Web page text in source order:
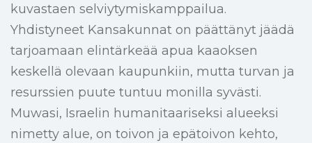
kuvastaen selviytymiskamppailua.
Yhdistyneet Kansakunnat on päättänyt jäädä
tarjoamaan elintärkeää apua kaaoksen
keskellä olevaan kaupunkiin, mutta turvan ja
resurssien puute tuntuu monilla syvästi.
Muwasi, Israelin humanitaariseksi alueeksi
nimetty alue, on toivon ja epätoivon kehto,